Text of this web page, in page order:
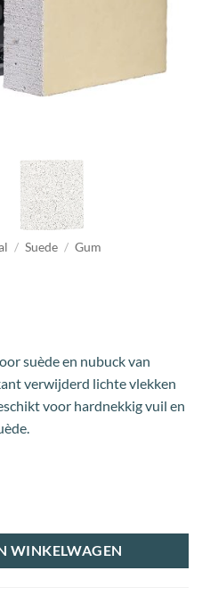
/ Suede / Gum
suède en nubuck van
verwijderd lichte vlekken
voor hardnekkig vuil en
WINKELWAGEN